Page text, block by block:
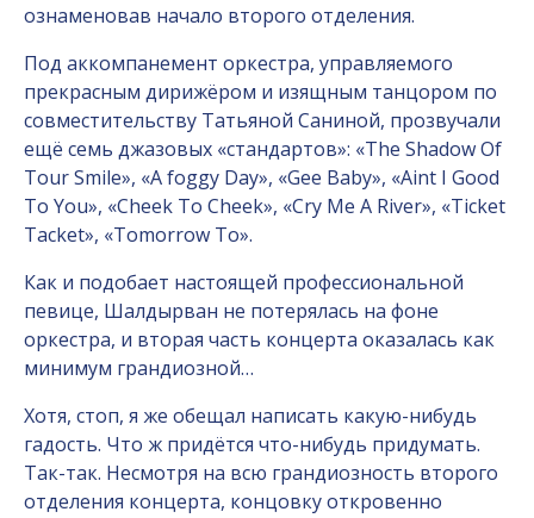
ознаменовав начало второго отделения.
Под аккомпанемент оркестра, управляемого
прекрасным дирижёром и изящным танцором по
совместительству Татьяной Саниной, прозвучали
ещё семь джазовых «стандартов»: «The Shadow Of
Tour Smile», «A foggy Day», «Gee Baby», «Aint I Good
To You», «Cheek To Cheek», «Cry Me A River», «Ticket
Tacket», «Tomorrow To».
Как и подобает настоящей профессиональной
певице, Шалдырван не потерялась на фоне
оркестра, и вторая часть концерта оказалась как
минимум грандиозной…
Хотя, стоп, я же обещал написать какую-нибудь
гадость. Что ж придётся что-нибудь придумать.
Так-так. Несмотря на всю грандиозность второго
отделения концерта, концовку откровенно